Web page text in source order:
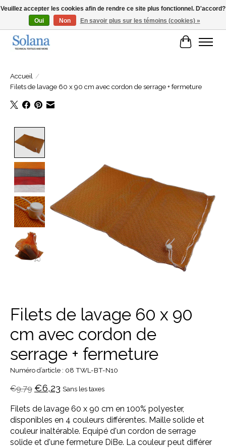
Site Web pour clients professionels
Panier
Accueil /
Filets de lavage 60 x 90 cm avec cordon de serrage + fermeture
Filets de lavage 60 x 90
cm avec cordon de
serrage + fermeture
Numéro d’article : 08 TWL-BT-N10
€9,79 €6,23 Sans les taxes
Filets de lavage 60 x 90 cm en 100% polyester,
disponibles en 4 couleurs différentes. Maille solide et
couleur inaltérable. Equipé d'un cordon de serrage
solide et d'une fermeture DiBe. La couleur peut différer
Veuillez accepter les cookies afin de rendre ce site plus fonctionnel. D'accord?
Oui
Non En savoir plus sur les témoins (cookies) »